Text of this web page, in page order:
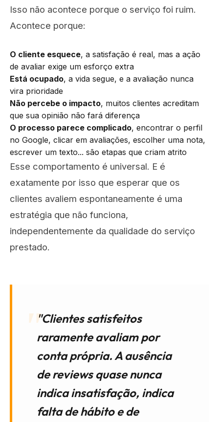
Isso não acontece porque o serviço foi ruim.
Acontece porque:
O cliente esquece, a satisfação é real, mas a ação
de avaliar exige um esforço extra
Está ocupado, a vida segue, e a avaliação nunca
vira prioridade
Não percebe o impacto, muitos clientes acreditam
que sua opinião não fará diferença
O processo parece complicado, encontrar o perfil
no Google, clicar em avaliações, escolher uma nota,
escrever um texto... são etapas que criam atrito
Esse comportamento é universal. E é
exatamente por isso que esperar que os
clientes avaliem espontaneamente é uma
estratégia que não funciona,
independentemente da qualidade do serviço
prestado.
"Clientes satisfeitos
raramente avaliam por
conta própria. A ausência
de reviews quase nunca
indica insatisfação, indica
falta de hábito e de